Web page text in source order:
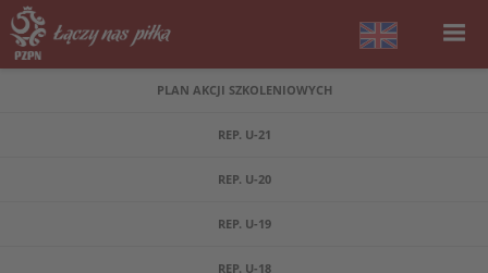
PLAN AKCJI SZKOLENIOWYCH
REP. U-21
REP. U-20
REP. U-19
REP. U-18